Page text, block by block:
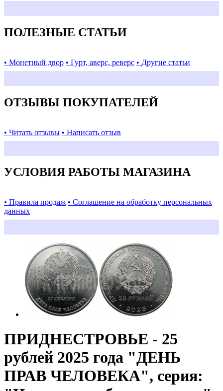
ПОЛЕЗНЫЕ СТАТЬИ
• Монетный двор • Гурт, аверс, реверс • Другие статьи
ОТЗЫВЫ ПОКУПАТЕЛЕЙ
• Читать отзывы • Написать отзыв
УСЛОВИЯ РАБОТЫ МАГАЗИНА
• Правила продаж • Соглашение на обработку персональных
данных
ПРИДНЕСТРОВЬЕ - 25
рублей 2025 года "ДЕНЬ
ПРАВ ЧЕЛОВЕКА", серия: